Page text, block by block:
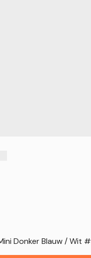
Donker Blauw / Wit